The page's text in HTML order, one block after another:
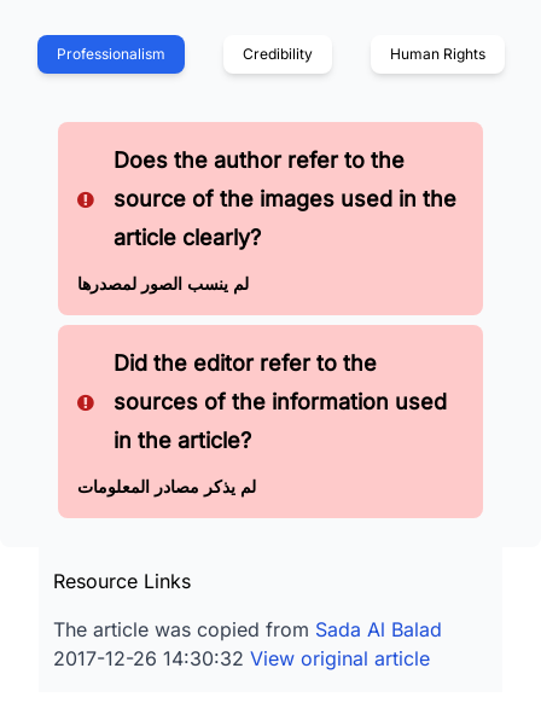
Professionalism Credibility Human Rights
Does the author refer to the
source of the images used in the
article clearly?
لم ينسب الصور لمصدرها
Did the editor refer to the
sources of the information used
in the article?
لم يذكر مصادر المعلومات
Resource Links
The article was copied from Sada Al Balad
2017-12-26 14:30:32 View original article